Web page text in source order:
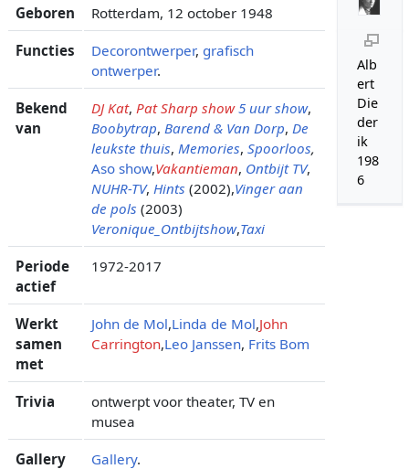
Alb
ert
Die
der
ik
198
6
Geboren Rotterdam, 12 october 1948
Functies Decorontwerper, grafisch
ontwerper.
Bekend
van
DJ Kat, Pat Sharp show 5 uur show,
Boobytrap, Barend & Van Dorp, De
leukste thuis, Memories, Spoorloos,
Aso show,Vakantieman, Ontbijt TV,
NUHR-TV, Hints (2002),Vinger aan
de pols (2003)
Veronique_Ontbijtshow,Taxi
Periode
actief
1972-2017
Werkt
samen
met
John de Mol,Linda de Mol,John
Carrington,Leo Janssen, Frits Bom
Trivia
ontwerpt voor theater, TV en
musea
Gallery Gallery.